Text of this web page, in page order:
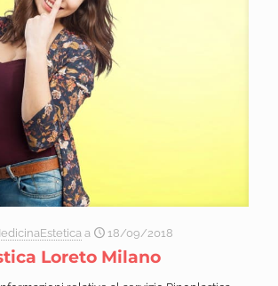
a 18/09/2018
Loreto Milano